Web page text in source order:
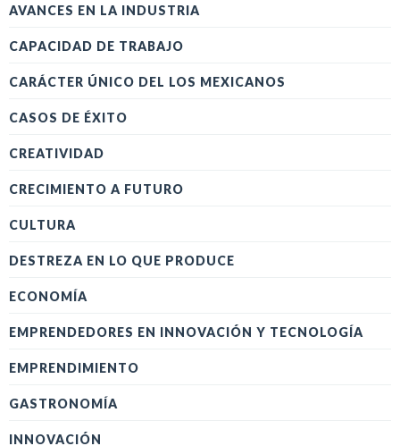
AVANCES EN LA INDUSTRIA
CAPACIDAD DE TRABAJO
CARÁCTER ÚNICO DEL LOS MEXICANOS
CASOS DE ÉXITO
CREATIVIDAD
CRECIMIENTO A FUTURO
CULTURA
DESTREZA EN LO QUE PRODUCE
ECONOMÍA
EMPRENDEDORES EN INNOVACIÓN Y TECNOLOGÍA
EMPRENDIMIENTO
GASTRONOMÍA
INNOVACIÓN